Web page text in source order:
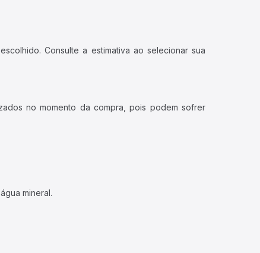
Consulte a estimativa ao selecionar sua
no momento da compra, pois podem sofrer
mineral.